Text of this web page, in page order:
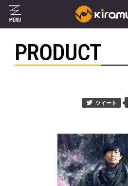
PRODUCT
ツイート